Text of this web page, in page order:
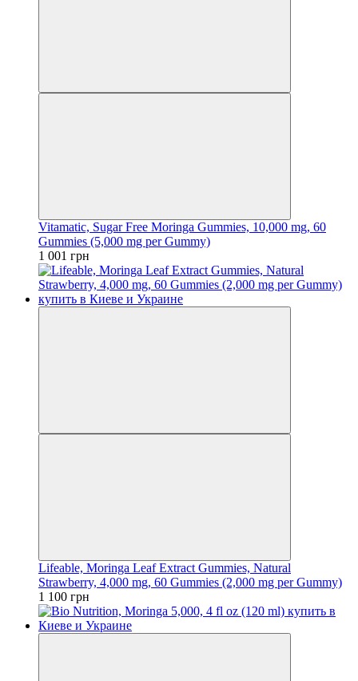
Vitamatic, Sugar Free Moringa Gummies, 10,000 mg, 60
Gummies (5,000 mg per Gummy)
1 001 грн
Lifeable, Moringa Leaf Extract Gummies, Natural
Strawberry, 4,000 mg, 60 Gummies (2,000 mg per Gummy)
1 100 грн